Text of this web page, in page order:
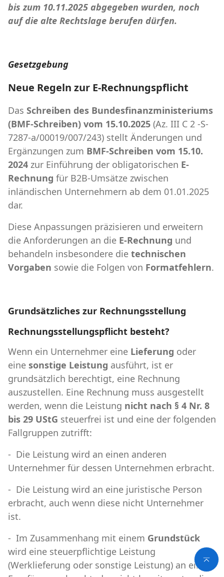
bis zum 10.11.2025 abgegeben wurden, noch
auf die alte Rechtslage berufen dürfen.
Gesetzgebung
Neue Regeln zur E-Rechnungspflicht
Das Schreiben des Bundesfinanzministeriums
(BMF-Schreiben) vom 15.10.2025 (Az. III C 2 -S-
7287-a/00019/007/243) stellt Änderungen und
Ergänzungen zum BMF-Schreiben vom 15.10.
2024 zur Einführung der obligatorischen E-
Rechnung für B2B-Umsätze zwischen
inländischen Unternehmern ab dem 01.01.2025
dar.
Diese Anpassungen präzisieren und erweitern
die Anforderungen an die E-Rechnung und
behandeln insbesondere die technischen
Vorgaben sowie die Folgen von Formatfehlern.
Grundsätzliches zur Rechnungsstellung
Rechnungsstellungspflicht besteht?
Wenn ein Unternehmer eine Lieferung oder
eine sonstige Leistung ausführt, ist er
grundsätzlich berechtigt, eine Rechnung
auszustellen. Eine Rechnung muss ausgestellt
werden, wenn die Leistung nicht nach § 4 Nr. 8
bis 29 UStG steuerfrei ist und eine der folgenden
Fallgruppen zutrifft:
- Die Leistung wird an einen anderen
Unternehmer für dessen Unternehmen erbracht.
- Die Leistung wird an eine juristische Person
erbracht, auch wenn diese nicht Unternehmer
ist.
- Im Zusammenhang mit einem Grundstück
wird eine steuerpflichtige Leistung
(Werklieferung oder sonstige Leistung) an einen